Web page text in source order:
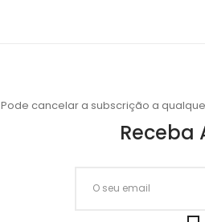
Pode cancelar a subscrição a
Receba